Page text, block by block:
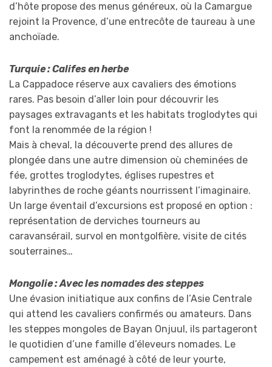
d’hôte propose des menus généreux, où la Camargue
rejoint la Provence, d’une entrecôte de taureau à une
anchoïade.
Turquie : Califes en herbe
La Cappadoce réserve aux cavaliers des émotions
rares. Pas besoin d’aller loin pour découvrir les
paysages extravagants et les habitats troglodytes qui
font la renommée de la région !
Mais à cheval, la découverte prend des allures de
plongée dans une autre dimension où cheminées de
fée, grottes troglodytes, églises rupestres et
labyrinthes de roche géants nourrissent l’imaginaire.
Un large éventail d’excursions est proposé en option :
représentation de derviches tourneurs au
caravansérail, survol en montgolfière, visite de cités
souterraines…
Mongolie : Avec les nomades des steppes
Une évasion initiatique aux confins de l’Asie Centrale
qui attend les cavaliers confirmés ou amateurs. Dans
les steppes mongoles de Bayan Onjuul, ils partageront
le quotidien d’une famille d’éleveurs nomades. Le
campement est aménagé à côté de leur yourte,